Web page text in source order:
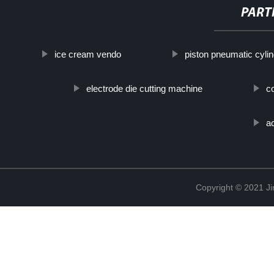
ice cream vendo piston pneumatic
electrode die cutting machine
Copyright © 2021